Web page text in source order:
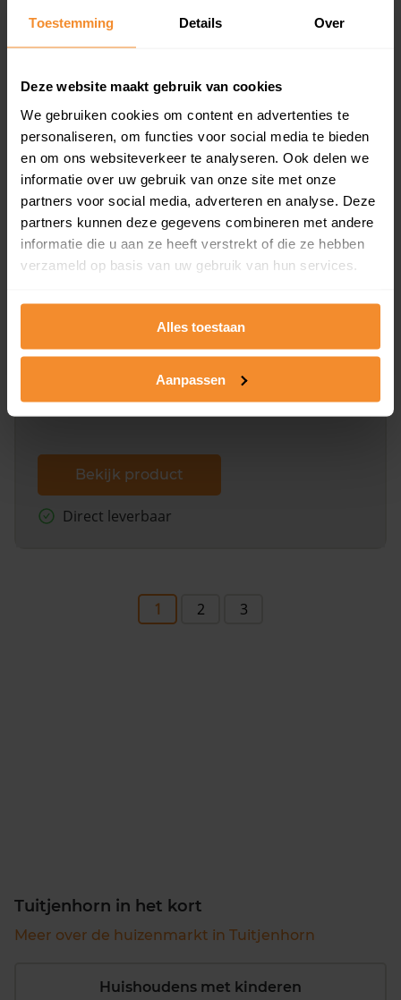
Toestemming Details Over
Deze website maakt gebruik van cookies
We gebruiken cookies om content en advertenties te
personaliseren, om functies voor social media te bieden
en om ons websiteverkeer te analyseren. Ook delen we
informatie over uw gebruik van onze site met onze
partners voor social media, adverteren en analyse. Deze
partners kunnen deze gegevens combineren met andere
informatie die u aan ze heeft verstrekt of die ze hebben
verzameld op basis van uw gebruik van hun services.
Alles toestaan
Aanpassen
Een overzicht van alle verkochte woningen (koopsom
en koopdatum) binnen een postcodegebied. Dit
Bekijk product
Direct leverbaar
Een uitgebreid overzicht van het perceel en
dit inclusief de luchtfoto!
Bekijk product
Direct leverbaar
1 2 3
Tuitjenhorn in het kort
Meer over de huizenmarkt in Tuitjenhorn
Huishoudens met kinderen